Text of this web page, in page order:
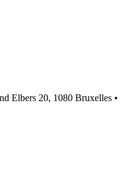
Elbers 20, 1080 Bruxelles •